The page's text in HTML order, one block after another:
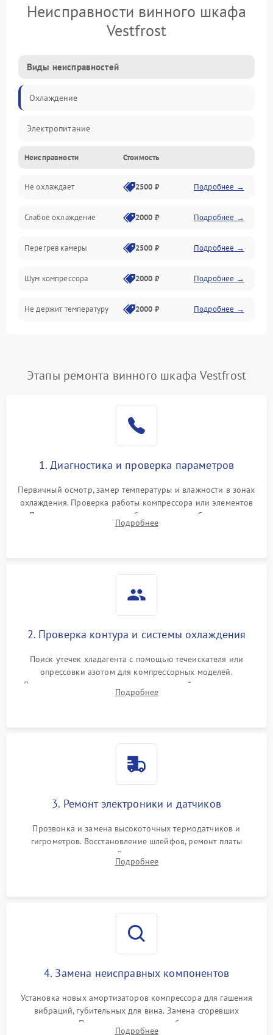
Неисправности винного шкафа
Vestfrost
Виды неисправностей
Охлаждение
Электропитание
Неисправности Стоимость
Не охлаждает 2500 ₽ Подробнее →
Слабое охлаждение 2000 ₽ Подробнее →
Перегрев камеры 2500 ₽ Подробнее →
Шум компрессора 2000 ₽ Подробнее →
Не держит температуру 2000 ₽ Подробнее →
Этапы ремонта винного шкафа Vestfrost
1. Диагностика и проверка параметров
Первичный осмотр, замер температуры и влажности в зонах
охлаждения. Проверка работы компрессора или элементов
Пельтье, оценка уровня вибрации и шума. Считывание
ошибок с модуля управления.
Подробнее
2. Проверка контура и системы охлаждения
Поиск утечек хладагента с помощью течеискателя или
опрессовки азотом для компрессорных моделей.
Диагностика термоэлектрических модулей, радиаторов и
кулеров на предмет перегрева или выхода из строя.
Подробнее
3. Ремонт электроники и датчиков
Прозвонка и замена высокоточных термодатчиков и
гигрометров. Восстановление шлейфов, ремонт платы
управления, отвечающей за поддержание микроклимата.
Проверка систем защиты от УФ-излучения и подсветки.
Подробнее
4. Замена неисправных компонентов
Установка новых амортизаторов компрессора для гашения
вибраций, губительных для вина. Замена сгоревших
элементов Пельтье, вентиляторов обдува, угольных
Подробнее